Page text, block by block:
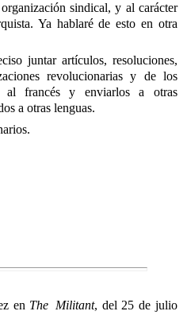
sindical, y al carácter
Ya hablaré de esto en otra
juntar artículos, resoluciones,
revolucionarias y de los
al francés y enviarlos a otras
a otras lenguas.
en The Militant, del 25 de julio